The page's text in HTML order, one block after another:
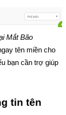
Mắt Bão
tên miền cho
bạn cần trợ giúp
tin tên